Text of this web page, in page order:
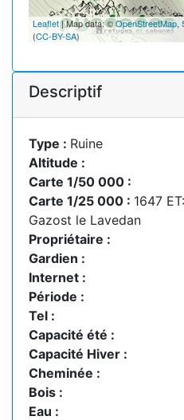
Leaflet| Map data: ©OpenStreetMap,
(CC-BY-SA)
Descriptif
Type : Ruine
Altitude :
Carte 1/50 000 :
Carte 1/25 000 : 1647
Gazost le Lavedan
Propriétaire :
Gardien :
Internet :
Période :
Tel :
Capacité été :
Capacité Hiver :
Cheminée :
Bois :
Eau :